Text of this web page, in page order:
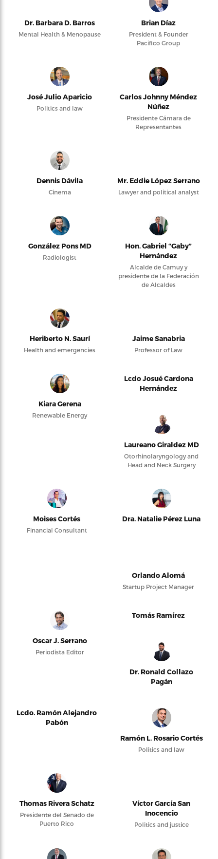
Dr. Barbara D. Barros
Mental Health & Menopause
Brian Díaz
President & Founder
Pacifico Group
José Julio Aparicio
Politics and law
Carlos Johnny Méndez
Núñez
Presidente Cámara de
Representantes
Dennis Dávila
Cinema
Mr. Eddie López Serrano
Lawyer and political analyst
González Pons MD
Radiologist
Hon. Gabriel “Gaby”
Hernández
Alcalde de Camuy y
presidente de la Federación
de Alcaldes
Heriberto N. Saurí
Health and emergencies
Jaime Sanabria
Professor of Law
Kiara Gerena
Renewable Energy
Lcdo Josué Cardona
Hernández
Laureano Giraldez MD
Otorhinolaryngology and
Head and Neck Surgery
Moises Cortés
Financial Consultant
Dra. Natalie Pérez Luna
Orlando Alomá
Startup Project Manager
Oscar J. Serrano
Periodista Editor
Tomás Ramírez
Dr. Ronald Collazo
Pagán
Lcdo. Ramón Alejandro
Pabón
Ramón L. Rosario Cortés
Politics and law
Thomas Rivera Schatz
Presidente del Senado de
Puerto Rico
Víctor García San
Inocencio
Politics and justice